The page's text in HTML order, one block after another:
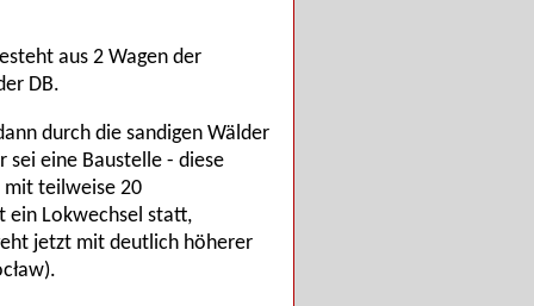
aus 2 Wagen der
DB.
durch die sandigen Wälder
sei eine Baustelle - diese
mit teilweise 20
ein Lokwechsel statt,
jetzt mit deutlich höherer